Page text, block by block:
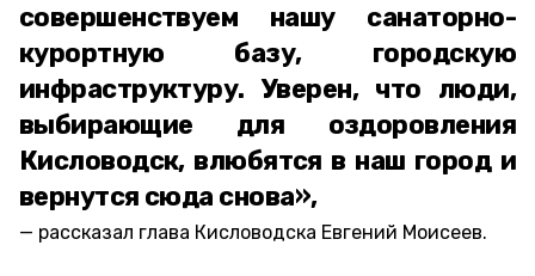
совершенствуем нашу санаторно-
курортную базу, городскую
инфраструктуру. Уверен, что люди,
выбирающие для оздоровления
Кисловодск, влюбятся в наш город и
вернутся сюда снова»,
рассказал глава Кисловодска Евгений Моисеев.